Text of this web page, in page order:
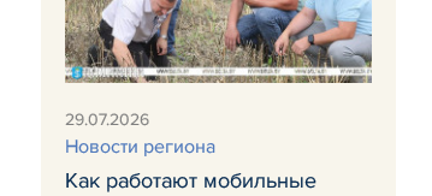
29.07.2026
Новости региона
Как работают мобильные